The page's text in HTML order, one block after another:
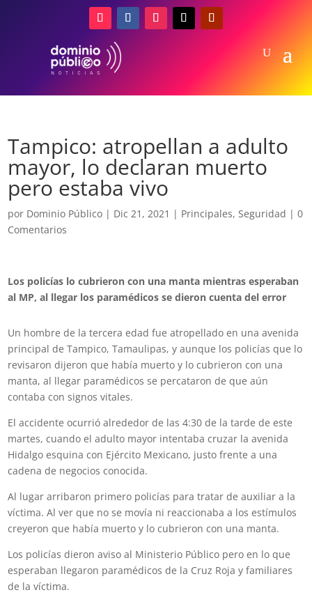
Tampico: atropellan a adulto
mayor, lo declaran muerto
pero estaba vivo
por Dominio Público | Dic 21, 2021 | Principales,Seguridad |0
Comentarios
Los policías lo cubrieron con una manta mientras esperaban
al MP, al llegar los paramédicos se dieron cuenta del error
Un hombre de la tercera edad fue atropellado en una avenida
principal de Tampico, Tamaulipas, y aunque los policías que lo
revisaron dijeron que había muerto y lo cubrieron con una
manta, al llegar paramédicos se percataron de que aún
contaba con signos vitales.
El accidente ocurrió alrededor de las 4:30 de la tarde de este
martes, cuando el adulto mayor intentaba cruzar la avenida
Hidalgo esquina con Ejército Mexicano, justo frente a una
cadena de negocios conocida.
Al lugar arribaron primero policías para tratar de auxiliar a la
víctima. Al ver que no se movía ni reaccionaba a los estímulos
creyeron que había muerto y lo cubrieron con una manta.
Los policías dieron aviso al Ministerio Público pero en lo que
esperaban llegaron paramédicos de la Cruz Roja y familiares
de la víctima.